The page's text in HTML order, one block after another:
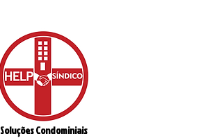
Soluções Condominiais